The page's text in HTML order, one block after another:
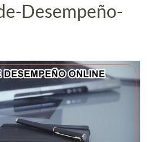
Desempeño-